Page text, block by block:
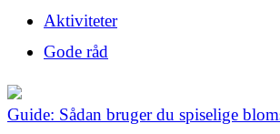
Aktiviteter
Gode råd
Guide: Sådan bruger du spiselige